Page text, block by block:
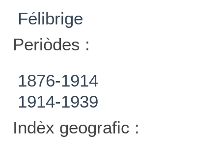
Félibrige
Periòdes :
1876-1914
1914-1939
Indèx geografic :